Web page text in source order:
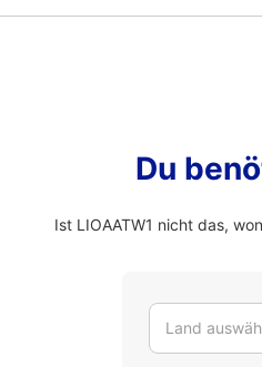
Du
Ist LIOAATW1 nicht das,
Land